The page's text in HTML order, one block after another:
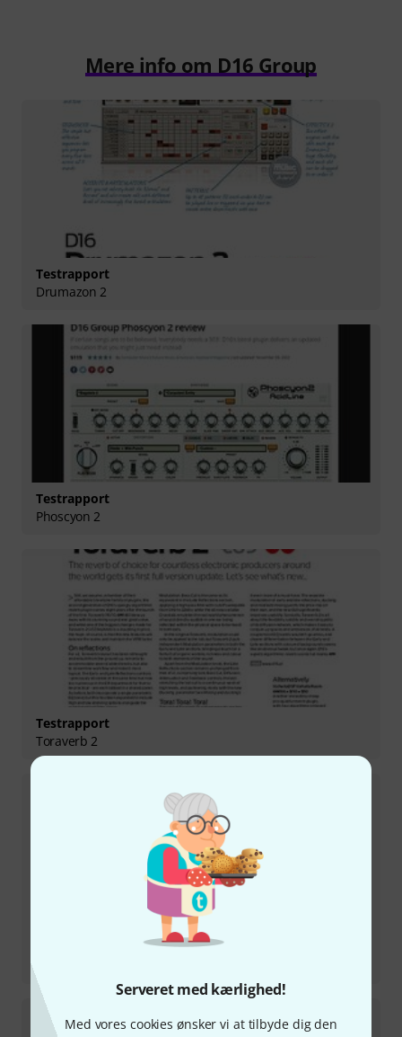
Serveret med kærlighed!
Med vores cookies ønsker vi at tilbyde dig den
Mere info om D16 Group
Testrapport
Drumazon 2
Testrapport
Phoscyon 2
Testrapport
Toraverb 2